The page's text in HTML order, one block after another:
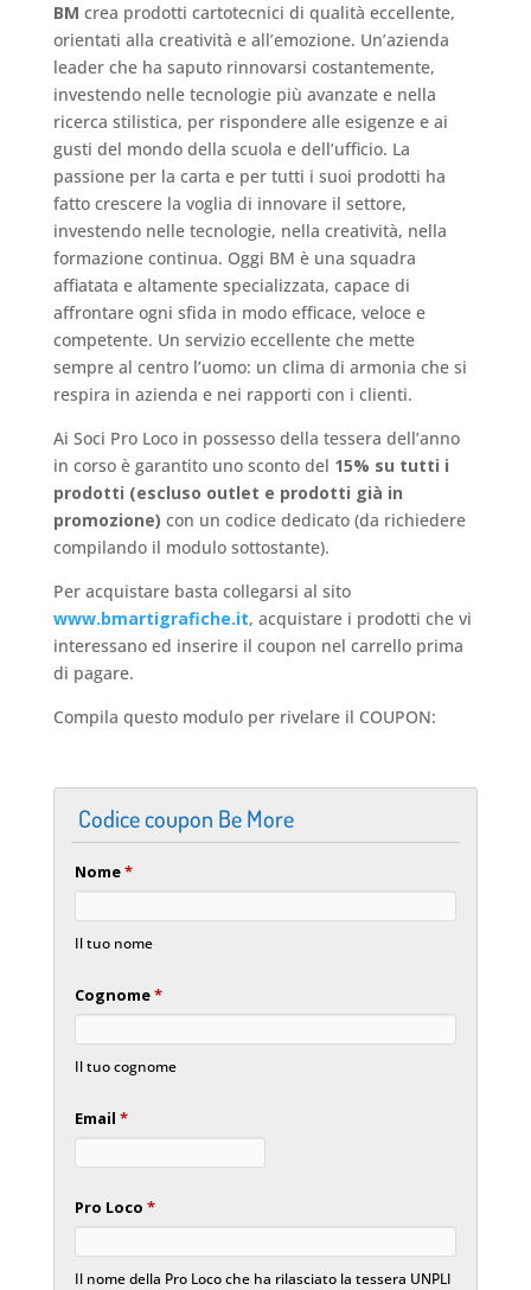
BM crea prodotti cartotecnici di qualità eccellente,
orientati alla creatività e all’emozione. Un’azienda
leader che ha saputo rinnovarsi costantemente,
investendo nelle tecnologie più avanzate e nella
ricerca stilistica, per rispondere alle esigenze e ai
gusti del mondo della scuola e dell’ufficio. La
passione per la carta e per tutti i suoi prodotti ha
fatto crescere la voglia di innovare il settore,
investendo nelle tecnologie, nella creatività, nella
formazione continua. Oggi BM è una squadra
affiatata e altamente specializzata, capace di
affrontare ogni sfida in modo efficace, veloce e
competente. Un servizio eccellente che mette
sempre al centro l’uomo: un clima di armonia che si
respira in azienda e nei rapporti con i clienti.
Ai Soci Pro Loco in possesso della tessera dell’anno
in corso è garantito uno sconto del 15% su tutti i
prodotti (escluso outlet e prodotti già in
promozione) con un codice dedicato (da richiedere
compilando il modulo sottostante).
Per acquistare basta collegarsi al sito
www.bmartigrafiche.it, acquistare i prodotti che vi
interessano ed inserire il coupon nel carrello prima
di pagare.
Compila questo modulo per rivelare il COUPON:
Codice coupon Be More
Nome*
Il tuo nome
Cognome*
Il tuo cognome
Email*
Pro Loco*
Il nome della Pro Loco che ha rilasciato la tessera UNPLI